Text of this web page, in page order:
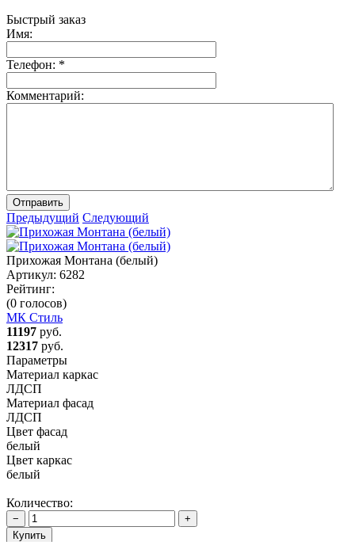
Быстрый заказ
Имя:
Телефон: *
Комментарий:
Отправить
Предыдущий Следующий
Прихожая Монтана (белый)
Артикул: 6282
Рейтинг:
(0 голосов)
МК Стиль
11197 руб.
12317 руб.
Параметры
Материал каркас
ЛДСП
Материал фасад
ЛДСП
Цвет фасад
белый
Цвет каркас
белый
Количество:
−
+
Купить